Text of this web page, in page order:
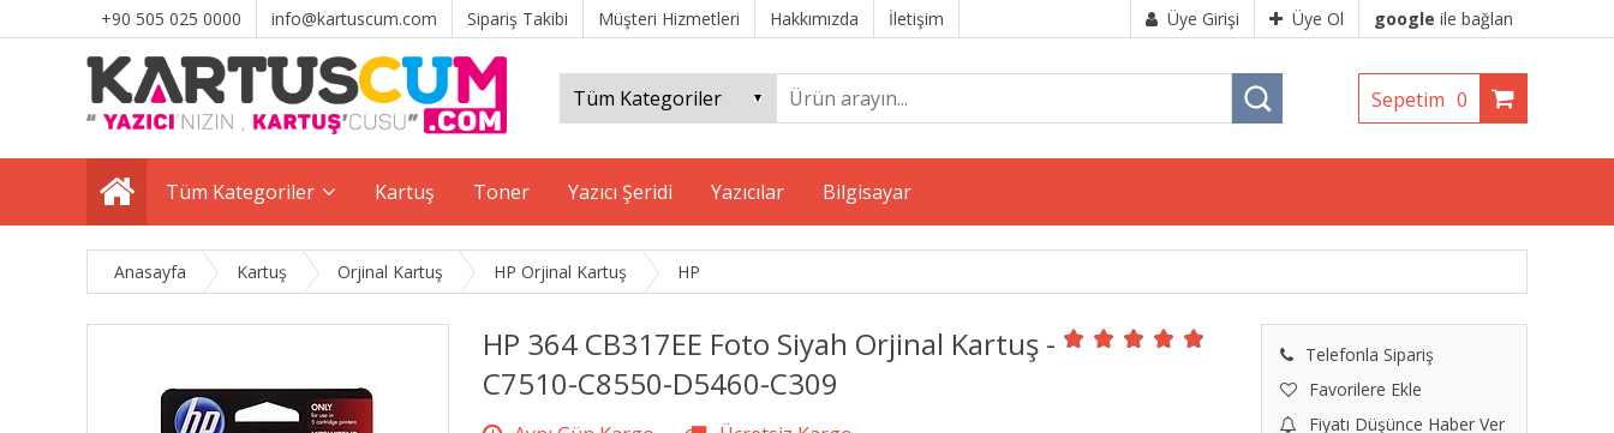
+90 505 025 0000 info@kartuscum.com Sipariş Takibi Müşteri Hizmetleri Hakkımızda İletişim Üye Girişi Üye Ol google ile bağlan
Sepetim 0
Tüm Kategoriler Kartuş Toner Yazıcı Şeridi Yazıcılar Bilgisayar
Anasayfa Kartuş Orjinal Kartuş HP Orjinal Kartuş HP
HP 364 CB317EE Foto Siyah Orjinal Kartuş -
C7510-C8550-D5460-C309
Telefonla Sipariş
Favorilere Ekle
Fiyatı Düşünce Haber Ver